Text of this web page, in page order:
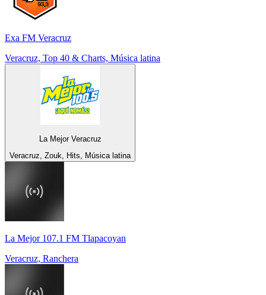
Exa FM Veracruz
Veracruz, Top 40 & Charts, Música latina
La Mejor Veracruz
Veracruz, Zouk, Hits, Música latina
La Mejor 107.1 FM Tlapacoyan
Veracruz, Ranchera